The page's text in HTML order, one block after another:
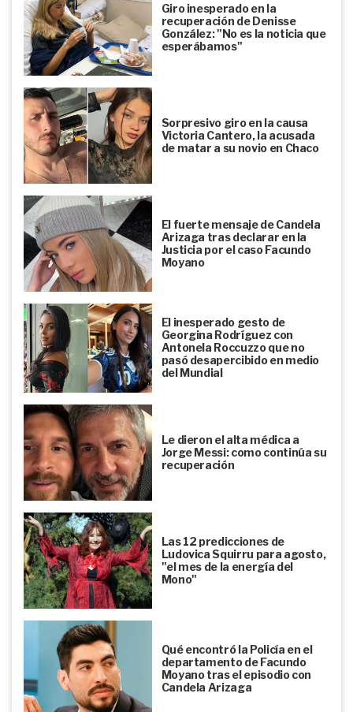
Giro inesperado en la
recuperación de Denisse
González: "No es la noticia que
esperábamos"
Sorpresivo giro en la causa
Victoria Cantero, la acusada
de matar a su novio en Chaco
El fuerte mensaje de Candela
Arizaga tras declarar en la
Justicia por el caso Facundo
Moyano
El inesperado gesto de
Georgina Rodríguez con
Antonela Roccuzzo que no
pasó desapercibido en medio
del Mundial
Le dieron el alta médica a
Jorge Messi: como continúa su
recuperación
Las 12 predicciones de
Ludovica Squirru para agosto,
"el mes de la energía del
Mono"
Qué encontró la Policía en el
departamento de Facundo
Moyano tras el episodio con
Candela Arizaga